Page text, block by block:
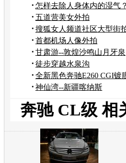
怎样去除人身体内的湿气？
五道营美女外拍
搜狐女人频道社区大型街
活动
首都机场人像外拍
甘肃游--敦煌沙鸣山月牙泉
徒步穿越水泉沟
全新黑色奔驰E260 CGI镀
神仙湾--新疆喀纳斯
奔驰 CL级 相